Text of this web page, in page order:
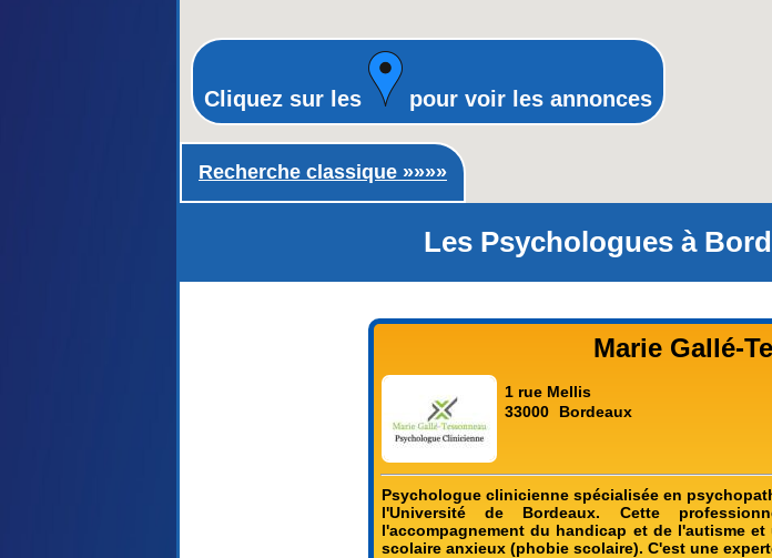
Recherche classique ►
Recherche classique »»»»
Cliquez sur les pour voir les annonces
Les Psychologues à
Marie Gallé-
1 rue Mellis
33000
Bordeaux
Psychologue clinicienne spécialisée en
l'Université de Bordeaux. Cette
l'accompagnement du handicap et de l'autisme
scolaire anxieux (phobie scolaire). C'est une